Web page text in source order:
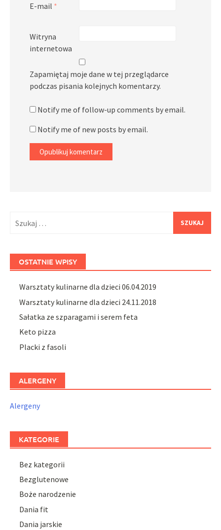
E-mail *
Witryna
internetowa
Zapamiętaj moje dane w tej przeglądarce
podczas pisania kolejnych komentarzy.
Notify me of follow-up comments by email.
Notify me of new posts by email.
OSTATNIE WPISY
Warsztaty kulinarne dla dzieci 06.04.2019
Warsztaty kulinarne dla dzieci 24.11.2018
Sałatka ze szparagami i serem feta
Keto pizza
Placki z fasoli
ALERGENY
Alergeny
KATEGORIE
Bez kategorii
Bezglutenowe
Boże narodzenie
Dania fit
Dania jarskie